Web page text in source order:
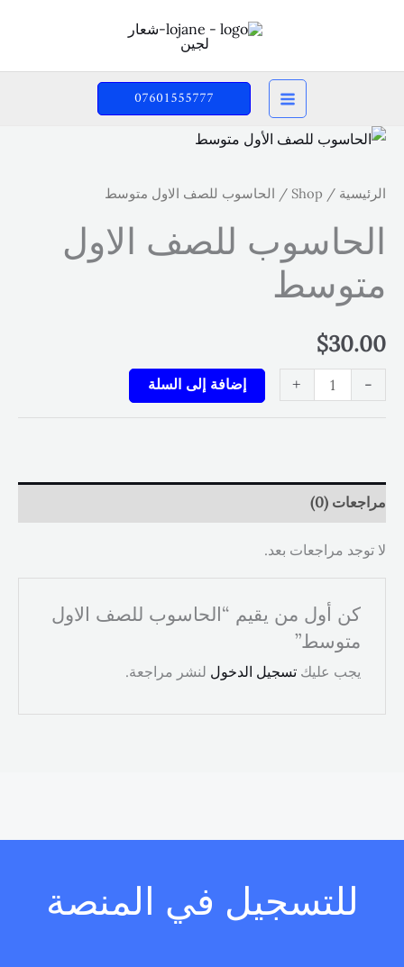
07601555777
الرئيسية /
Shop / الحاسوب للصف الاول متوسط
الحاسوب للصف الاول
متوسط
$30.00
-
كمية
الحاسوب
متوسط
+ إضافة إلى السلة
مراجعات (0)
لا توجد مراجعات بعد.
كن أول من يقيم “الحاسوب للصف الاول
متوسط”
يجب عليك تسجيل الدخول لنشر مراجعة.
للتسجيل في المنصة